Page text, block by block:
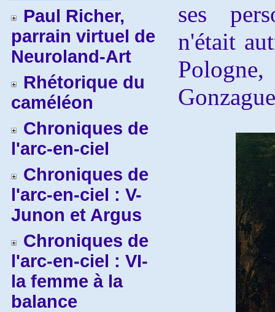
Paul Richer,
parrain virtuel de
Neuroland-Art
Rhétorique du
caméléon
Chroniques de
l'arc-en-ciel
Chroniques de
l'arc-en-ciel : V-
Junon et Argus
Chroniques de
l'arc-en-ciel : VI-
la femme à la
balance
ses
n'était